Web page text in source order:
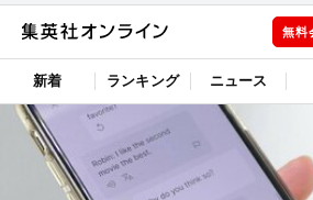
無料
新着 ランキング ニュース